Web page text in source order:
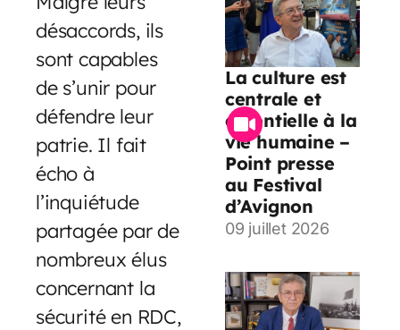
désaccords, ils
sont capables
de s’unir pour
défendre leur
patrie. Il fait
écho à
l’inquiétude
partagée par de
nombreux élus
concernant la
sécurité en RDC,
La culture est
centrale et
essentielle à la
vie humaine –
Point presse
au Festival
d’Avignon
09 juillet 2026